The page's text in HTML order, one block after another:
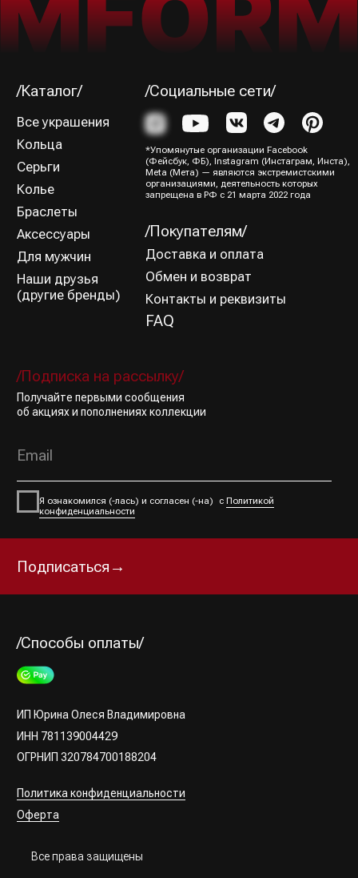
Все права защищены
Политика конфиденциальности
ИП Юрина Олеся Владимировна